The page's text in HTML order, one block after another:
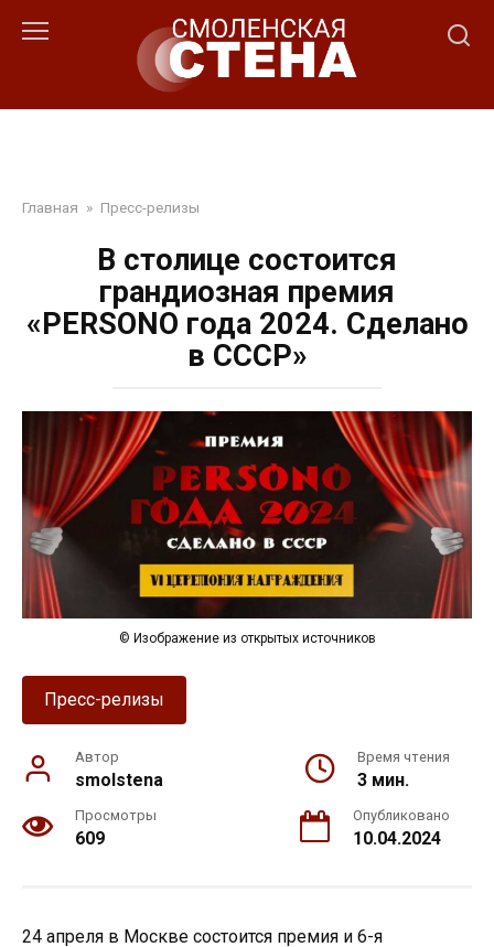
Главная » Пресс-релизы
В столице состоится
грандиозная премия
«PERSONO года 2024. Сделано
в СССР»
© Изображение из открытых источников
Пресс-релизы
Автор
smolstena
Время чтения
3 мин.
Просмотры
609
Опубликовано
10.04.2024
24 апреля в Москве состоится премия и 6-я